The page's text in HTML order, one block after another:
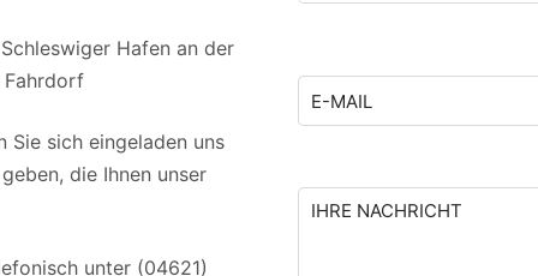
Hafen an der
Fahrdorf
Sie sich eingeladen uns
die Ihnen unser
unter (04621)